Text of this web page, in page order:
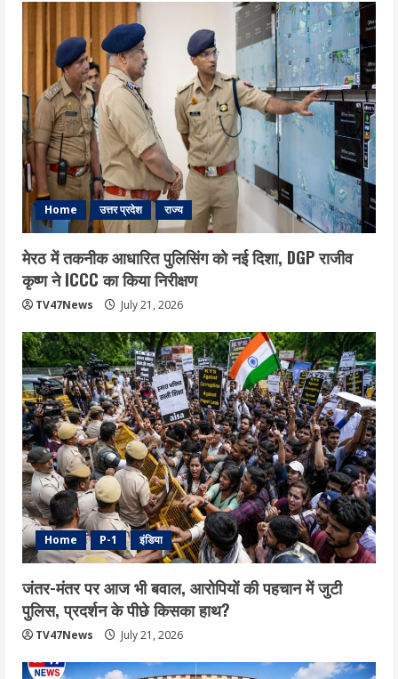
Home उत्तर प्रदेश राज्य
मेरठ में तकनीक आधारित पुलिसिंग को नई दिशा, DGP राजीव
कृष्ण ने ICCC का किया निरीक्षण
TV47News July 21, 2026
Home P-1 इंडिया
जंतर-मंतर पर आज भी बवाल, आरोपियों की पहचान में जुटी
पुलिस, प्रदर्शन के पीछे किसका हाथ?
TV47News July 21, 2026